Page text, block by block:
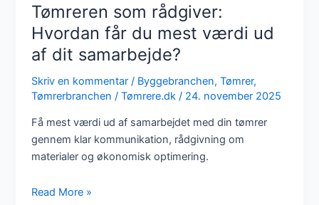
bør
du
kontakte
en
tømrer?
Tømreren som rådgiver:
Hvordan får du mest værdi ud
af dit samarbejde?
Skriv en kommentar / Byggebranchen,Tømrer,
Tømrerbranchen /Tømrere.dk/ 24. november 2025
Få mest værdi ud af samarbejdet med din tømrer
gennem klar kommunikation, rådgivning om
materialer og økonomisk optimering.
Tømreren
Read More »